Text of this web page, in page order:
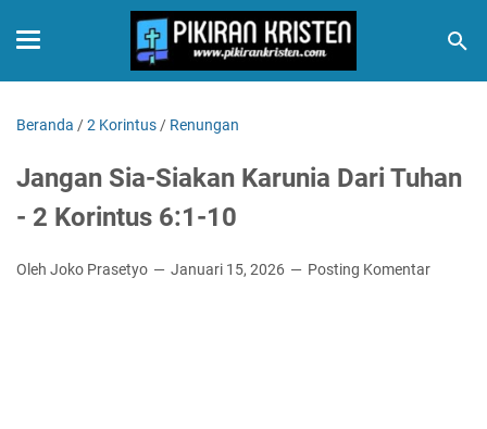
Beranda /2 Korintus / Renungan
Jangan Sia-Siakan Karunia Dari Tuhan
- 2 Korintus 6:1-10
Oleh Joko Prasetyo Januari 15, 2026 Posting Komentar